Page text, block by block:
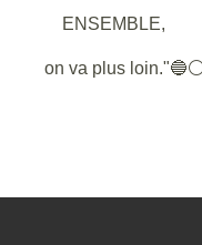
ENSEMBLE,
on va plus